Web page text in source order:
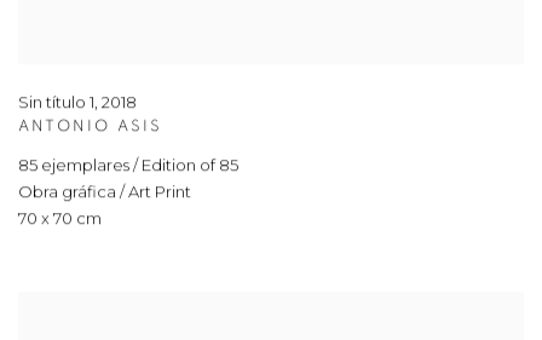
Sin título 1, 2018
ANTONIO ASIS
85 ejemplares / Edition of 85
Obra gráfica / Art Print
70 x 70 cm